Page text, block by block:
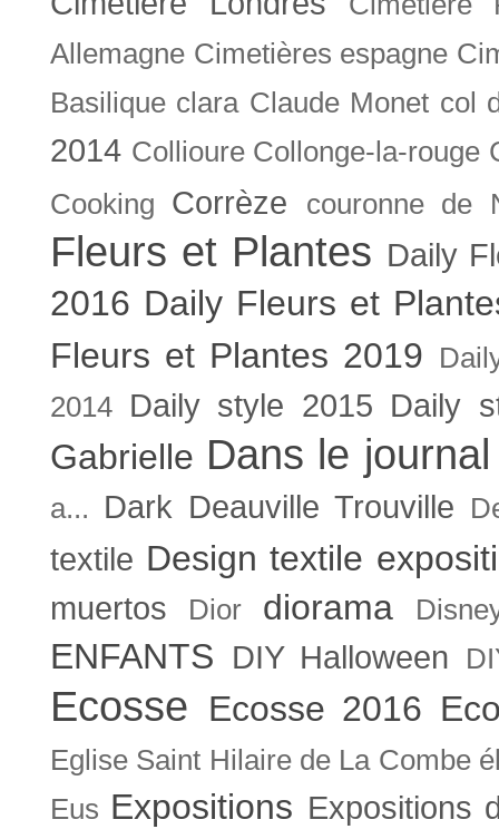
Allemagne Cimetières espagne
Basilique clara Claude Monet col
2014 Collioure Collonge-la-rouge
Cooking
Corrèze couronne de
Fleurs et Plantes Daily
2016 Daily Fleurs et
Fleurs et Plantes 2019
2014
Daily style 2015 Daily
Gabrielle Dans le journal
a... Dark Deauville Trouville
textile Design textile
muertos Dior diorama
ENFANTS DIY Halloween
Ecosse Ecosse 2016
Eglise Saint Hilaire de La Combe
Eus Expositions Expositions